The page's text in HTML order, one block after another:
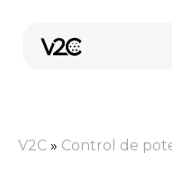
content
V2C » Control de